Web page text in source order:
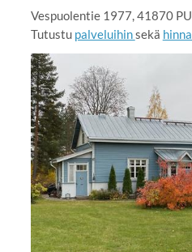
Vespuolentie 1977, 41870
Tutustu palveluihinsekä